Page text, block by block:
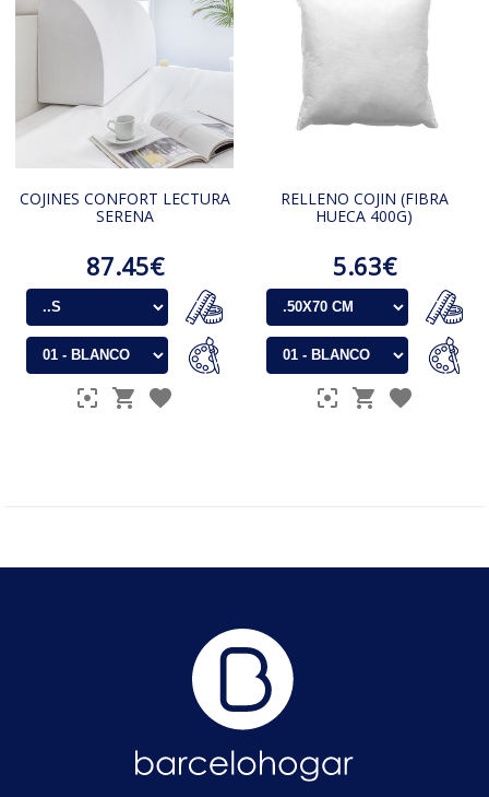
COJINES CONFORT LECTURA
SERENA
87.45€
RELLENO COJIN (FIBRA
HUECA 400G)
5.63€